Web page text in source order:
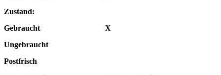
Zustand:
Gebraucht X
Ungebraucht
Postfrisch